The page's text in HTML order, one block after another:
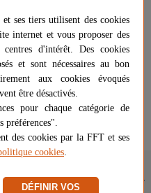
+
AJOUTER AU PANIER
ses tiers utilisent des cookies
internet et vous proposer des
d'intérêt. Des cookies
et sont nécessaires au bon
aux cookies évoqués
être désactivés.
pour chaque catégorie de
préférences".
des cookies par la FFT et ses
cookies.
DÉFINIR VOS